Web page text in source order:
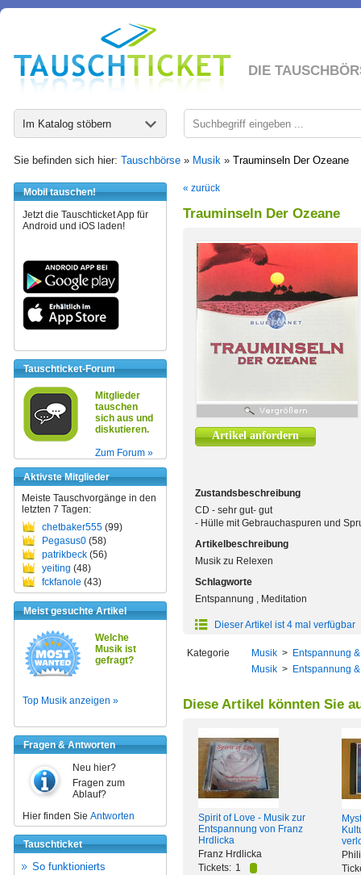
DIE
Im Katalog stöbern
Sie befinden sich hier: Tauschbörse » Musik » Trauminseln Der Ozeane
Mobil tauschen!
Jetzt die Tauschticket App für
Android und iOS laden!
Tauschticket-Forum
Mitglieder
tauschen
sich aus und
diskutieren.
Zum Forum »
Aktivste Mitglieder
Meiste Tauschvorgänge in den
letzten 7 Tagen:
chetbaker555 (99)
Pegasus0 (58)
patrikbeck (56)
yeiting (48)
fckfanole (43)
Meist gesuchte Artikel
Welche
Musik ist
gefragt?
Top Musik anzeigen »
Fragen & Antworten
Neu hier?
Fragen zum
Ablauf?
Hier finden Sie Antworten
Tauschticket
So funktionierts
« zurück
Trauminseln Der Ozeane
Artikel anfordern
Zustandsbeschreibung
CD - sehr gut- gut
- Hülle mit Gebrauchaspuren und
Artikelbeschreibung
Musik zu Relexen
Schlagworte
Entspannung , Meditation
Dieser Artikel ist 4 mal verfügbar
Kategorie Musik > Entspannung
Musik > Entspannung
Diese Artikel könnten Sie
Spirit of Love - Musik zur
Entspannung von Franz
Hrdlicka
Franz Hrdlicka
Tickets: 1